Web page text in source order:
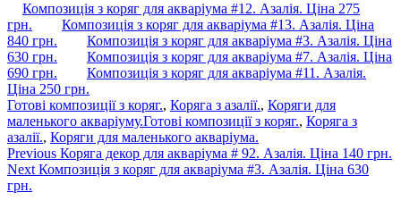
Композиція з коряг для акваріума #12. Азалія. Ціна 275
грн.
Композиція з коряг для акваріума #13. Азалія. Ціна
840 грн.
Композиція з коряг для акваріума #3. Азалія. Ціна
630 грн.
Композиція з коряг для акваріума #7. Азалія. Ціна
690 грн.
Композиція з коряг для акваріума #11. Азалія.
Ціна 250 грн.
Готові композиції з коряг., Коряга з азалії., Коряги для
маленького акваріуму.Готові композиції з коряг., Коряга з
азалії., Коряги для маленького акваріума.
Навігація
записів
Previous Previous
post:
Коряга декор для акваріума # 92. Азалія. Ціна 140 грн.
Next Next
Композиція з коряг для акваріума #3. Азалія. Ціна 630
грн.